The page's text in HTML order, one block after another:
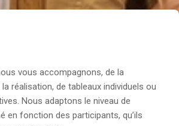
vous accompagnons, de la
réalisation, de tableaux individuels ou
Nous adaptons le niveau de
en fonction des participants, qu’ils